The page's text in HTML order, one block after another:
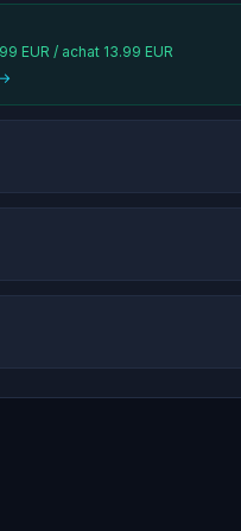
EUR / achat 13.99 EUR